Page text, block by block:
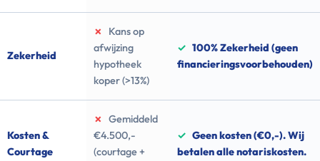
Zekerheid
✗
Kans op
afwijzing
hypotheek
koper (>13%)
✓ 100% Zekerheid (geen
financieringsvoorbehouden)
Kosten &
Courtage
✗
Gemiddeld
€4.500,-
(courtage +
✓ Geen kosten (€0,-). Wij
betalen alle notariskosten.